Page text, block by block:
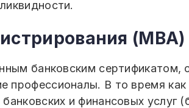
(MBA)
банковским сертификатом,
В то время
и финансовых услуг